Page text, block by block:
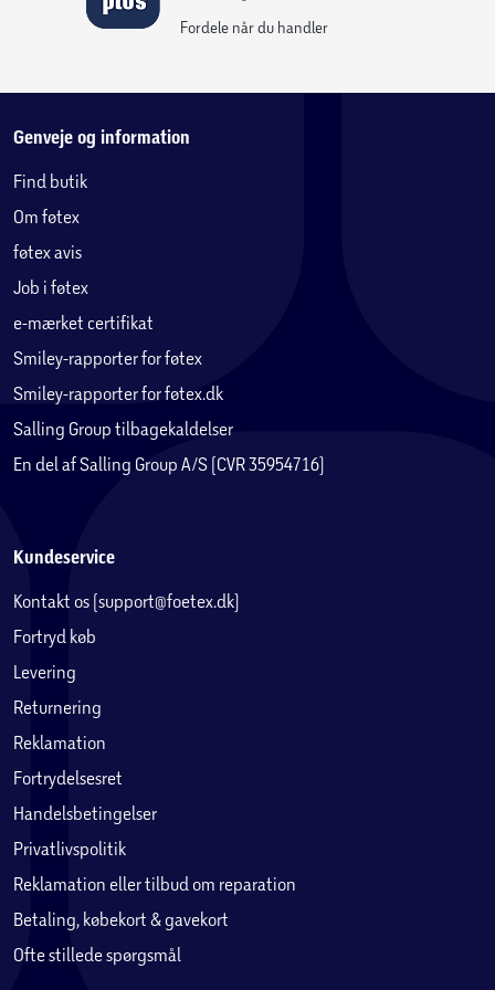
hyldest til dine yndlingsfigurer fra Hawkins.
Fordele når du handler
Genveje og information
Find butik
Om føtex
føtex avis
Job i føtex
e-mærket certifikat
Smiley-rapporter for føtex
Smiley-rapporter for føtex.dk
Salling Group tilbagekaldelser
En del af Salling Group A/S (CVR 35954716)
Kundeservice
Kontakt os (support@foetex.dk)
Fortryd køb
Levering
Returnering
Reklamation
Fortrydelsesret
Handelsbetingelser
Privatlivspolitik
Reklamation eller tilbud om reparation
Betaling, købekort & gavekort
Ofte stillede spørgsmål